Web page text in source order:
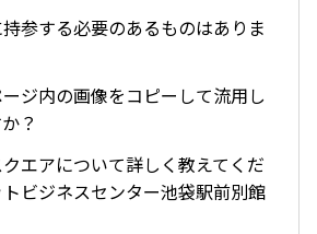
参する必要のあるものはありま
ジ内の画像をコピーして流用し
？
エアについて詳しく教えてくだ
ビジネスセンター池袋駅前別館